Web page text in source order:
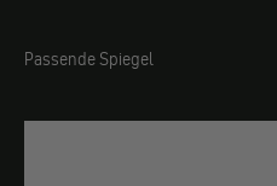
Passende Spiegel